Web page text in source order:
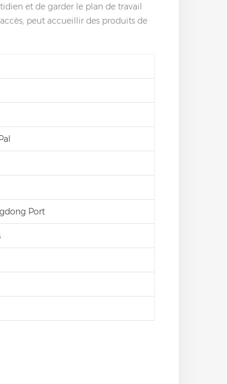
et de garder le plan de travail
peut accueillir des produits de
Port